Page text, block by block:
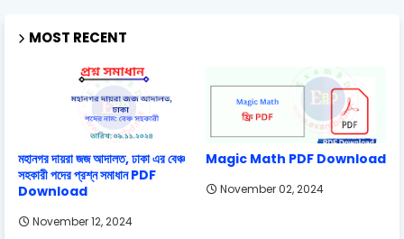
MOST RECENT
মহানগর দায়রা জজ আদালত, ঢাকা এর বেঞ্চ
সহকারী পদের প্রশ্ন সমাধান PDF
Download
November 12, 2024
Magic Math PDF Download
November 02, 2024